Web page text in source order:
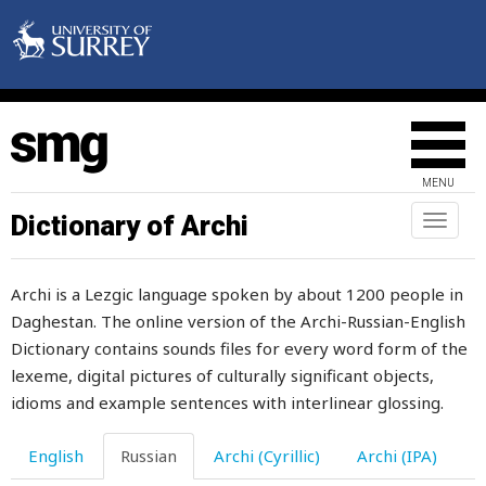
MENU
Toggle
Dictionary of Archi
Archi is a Lezgic language spoken by about 1200 people in
Daghestan. The online version of the Archi-Russian-English
Dictionary contains sounds files for every word form of the
lexeme, digital pictures of culturally significant objects,
idioms and example sentences with interlinear glossing.
English Russian Archi (Cyrillic) Archi (IPA)
негодяй
негр
негустой
неделя
недоделанный
недостойный
недоступный